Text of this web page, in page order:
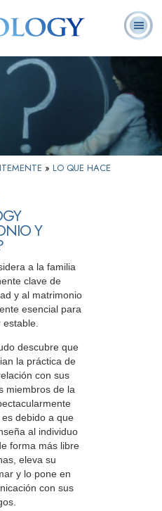
Ministros
Voluntarios
Preguntas
Frecuentes
» LO QUE HACE
Y
a la familia
clave de
y al matrimonio
esencial para
descubre que
la práctica de
con sus
miembros de la
debido a que
al individuo
forma más libre
eleva su
y lo pone en
con sus